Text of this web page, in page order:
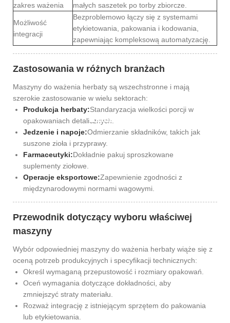
Aktualności
zakres ważenia małych saszetek po torby zbiorcze.
Możliwość
integracji
Bezproblemowo łączy się z systemami
etykietowania, pakowania i kodowania,
zapewniając kompleksową automatyzację.
Zastosowania w różnych branżach
Maszyny do ważenia herbaty są wszechstronne i mają
szerokie zastosowanie w wielu sektorach:
Produkcja herbaty:Standaryzacja wielkości porcji w
opakowaniach detalicznych.
Jedzenie i napoje:Odmierzanie składników, takich jak
suszone zioła i przyprawy.
Farmaceutyki:Dokładnie pakuj sproszkowane
suplementy ziołowe.
Operacje eksportowe:Zapewnienie zgodności z
międzynarodowymi normami wagowymi.
Przewodnik dotyczący wyboru właściwej
maszyny
Wybór odpowiedniej maszyny do ważenia herbaty wiąże się z
oceną potrzeb produkcyjnych i specyfikacji technicznych:
Określ wymaganą przepustowość i rozmiary opakowań.
Oceń wymagania dotyczące dokładności, aby
zmniejszyć straty materiału.
Rozważ integrację z istniejącym sprzętem do pakowania
lub etykietowania.